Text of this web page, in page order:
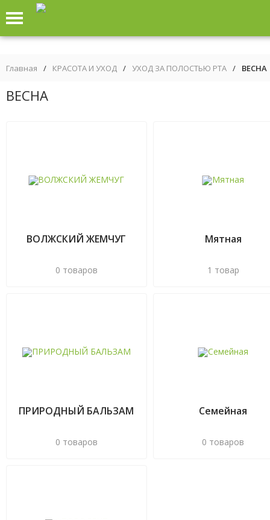
Главная / КРАСОТА И УХОД / УХОД ЗА ПОЛОСТЬЮ РТА / ВЕСНА
ВЕСНА
ВОЛЖСКИЙ ЖЕМЧУГ
0 товаров
Мятная
1 товар
ПРИРОДНЫЙ БАЛЬЗАМ
0 товаров
Семейная
0 товаров